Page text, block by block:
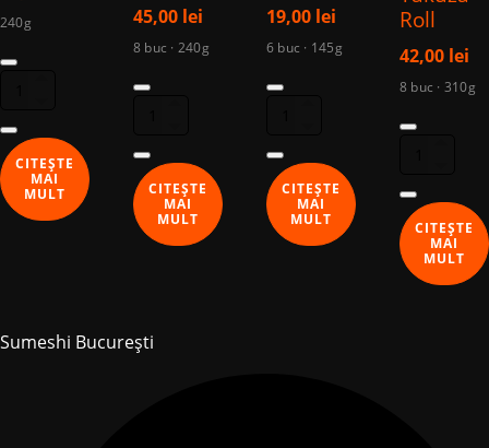
240g
Cantitate
CITEȘTE
MAI
MULT
45,00 lei
8 buc · 240g
Cantitate
CITEȘTE
MAI
MULT
19,00 lei
6 buc · 145g
Cantitate
CITEȘTE
MAI
MULT
Roll
42,00 lei
8 buc · 310g
Cantitate
Roll
CITEȘTE
MAI
MULT
Sumeshi București